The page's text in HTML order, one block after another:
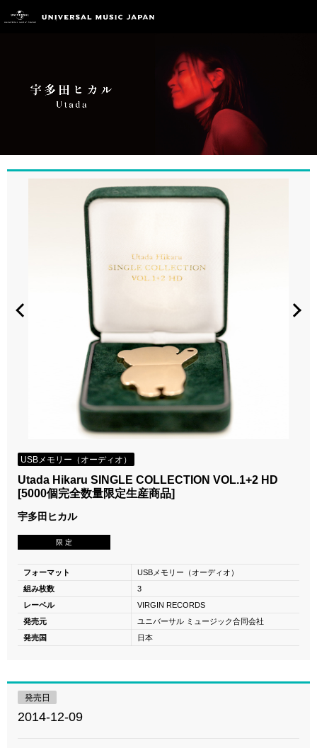
USBメモリー（オーディオ）
Utada Hikaru SINGLE COLLECTION VOL.1+2 HD
[5000個完全数量限定生産商品]
宇多田ヒカル
限 定
フォーマット
USBメモリー（オーディオ）
組み枚数
3
レーベル
VIRGIN RECORDS
発売元
ユニバーサル ミュージック合同会社
発売国
日本
発売日
2014-12-09